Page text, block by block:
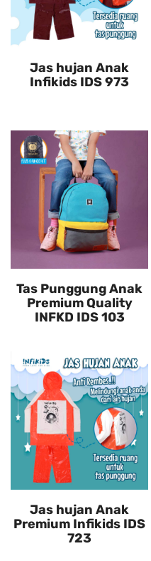
Jas hujan Anak
Infikids IDS 973
Tas Punggung Anak
Premium Quality
INFKD IDS 103
Jas hujan Anak
Premium Infikids IDS
723